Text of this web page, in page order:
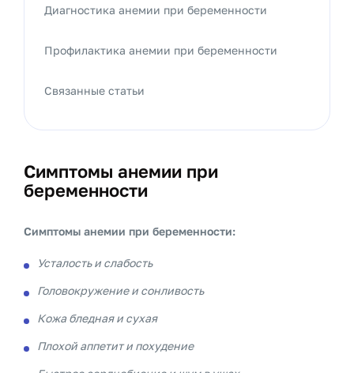
Симптомы анемии при
беременности
Симптомы анемии при беременности:
Усталость и слабость
Головокружение и сонливость
Кожа бледная и сухая
Плохой аппетит и похудение
Диагностика анемии при беременности
Профилактика анемии при беременности
Связанные статьи